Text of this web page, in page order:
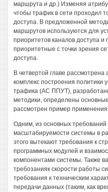
маршрута и др.) Изменяя
чтобы трафик в сети проходил
доступа. В предложенной
маршрутов используются для
приоритетов каналов доступа
приоритетные с точки зрения
доступа.
В четвертой главе
комплекс построения политики
трафика (АС ППУТ),
методики, определены
рассмотрен пример
Одним, из основных требований
масштабируемости системы в
этого вытекают требования к
программных модулей и
компонентами системы. Также
требозанияк скорости работы
требования к техническим
передачи данных (таким, как